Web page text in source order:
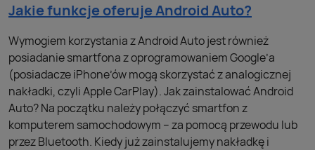
Jakie funkcje oferuje Android Auto?
Wymogiem korzystania z Android Auto jest również
posiadanie smartfona z oprogramowaniem Google’a
(posiadacze iPhone’ów mogą skorzystać z analogicznej
nakładki, czyli Apple CarPlay). Jak zainstalować Android
Auto? Na początku należy połączyć smartfon z
komputerem samochodowym – za pomocą przewodu lub
przez Bluetooth. Kiedy już zainstalujemy nakładkę i